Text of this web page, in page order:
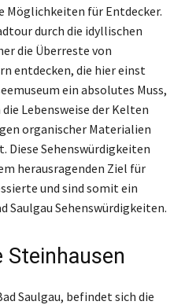
Möglichkeiten für Entdecker.
durch die idyllischen
die Überreste von
entdecken, die hier einst
ein absolutes Muss,
Lebensweise der Kelten
organischer Materialien
Diese Sehenswürdigkeiten
herausragenden Ziel für
und sind somit ein
Saulgau Sehenswürdigkeiten.
Saulgau, befindet sich die